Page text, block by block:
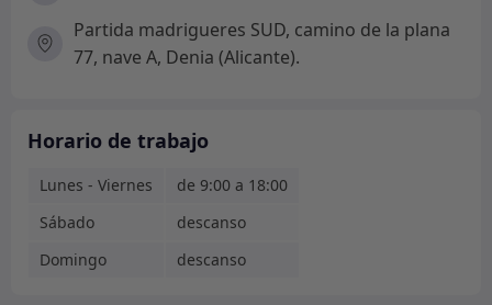
Partida madrigueres SUD, camino de la plana
77, nave A, Denia (Alicante).
Horario de trabajo
Lunes - Viernes
de 9:00 a 18:00
Sábado
descanso
Domingo
descanso